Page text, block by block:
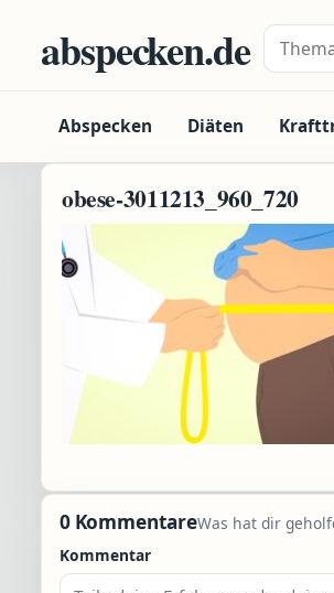
abspecken.de
Abspecken Diäten
obese-3011213_960_720
0 KommentareWas hat dir
Kommentar